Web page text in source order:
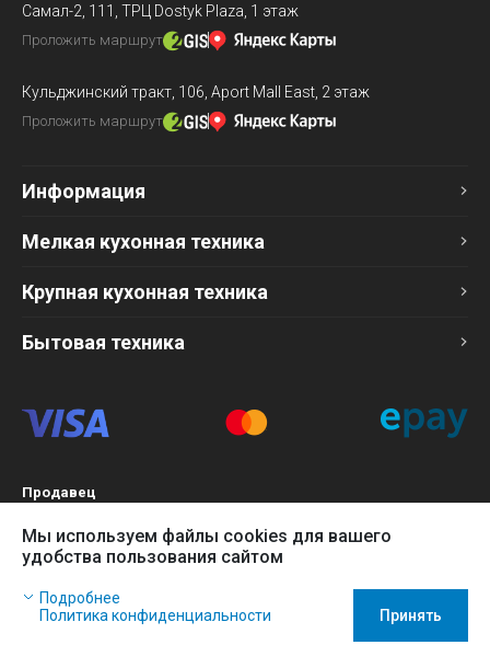
Самал-2, 111, ТРЦ Dostyk Plaza, 1 этаж
Проложить маршрут
Кульджинский тракт, 106, Aport Mall East, 2 этаж
Проложить маршрут
Информация
Мелкая кухонная техника
Крупная кухонная техника
Бытовая техника
Продавец
БИН 120140015907
Более подробно см. раздел Оферта
Мы используем файлы cookies для вашего
удобства пользования сайтом
Наш сайт использует файлы cookies, чтобы Вы могли
заказать товар в интернет-магазине и позволяет нам
Подробнее
Политика конфиденциальности
Принять